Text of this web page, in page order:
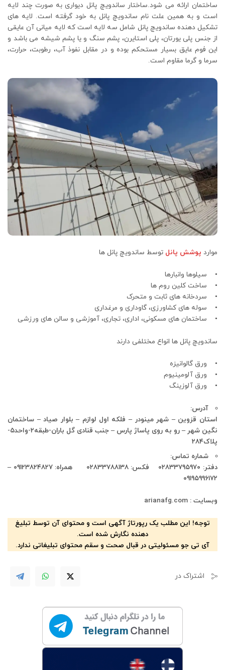
ساختمان ارائه می شود.ساختار ساندویچ پانل دیواری به صورت چند لایه
است و به همین علت نام ساندویچ پانل به خود گرفته است. لایه های
تشکیل دهنده ساندویچ پانل شامل سه لایه است که لایه میانی آن عایقی
از جنس پلی یورتان، پلی استایرن، پشم سنگ و یا پشم شیشه می باشد و
این فوم عایق بسیار مستحکم بوده و در مقابل نفوذ آب، رطوبت، حرارت،
سرما و گرما مقاوم است.
موارد پوشش پانل توسط ساندویچ پانل ها
• سیلوها وانبارها
• ساخت کلین روم ها
• سردخانه های ثابت و متحرک
• سوله های کشاورزی، گاوداری و مرغداری
• ساختمان های مسکونی، اداری، تجاری، آموزشی و سالن های ورزشی
ساندویچ پانل ها انواع مختلفی دارند
• ورق گالوانیزه
• ورق آلومینیوم
• ورق آلوزینگ
آدرس:
استان قزوین – شهر مینودر – فلکه اول لوازم – بلوار صیاد – ساختمان
نگین شهر – رو به روی پاساژ پارس – جنب قنادی گل باران-طبقه۲-واحد۵-
پلاک۲۸۴
شماره تماس:
دفتر: ۰۲۸۳۳۷۹۵۹۷۰ فکس: ۰۲۸۳۳۷۸۸۱۳۸ همراه: ۰۹۱۲۳۸۲۴۸۲۷ –
۰۹۱۹۵۹۹۶۱۷۲
وبسایت : arianafg.com
توجه! این مطلب یک رپورتاژ آگهی است و محتوای آن توسط تبلیغ
دهنده نگارش شده است.
آی تی جو مسئولیتی در قبال صحت و سقم محتوای تبلیغاتی ندارد.
اشتراک در